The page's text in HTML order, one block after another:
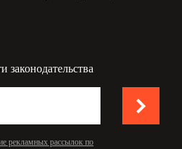
законодательства
рекламных рассылок по